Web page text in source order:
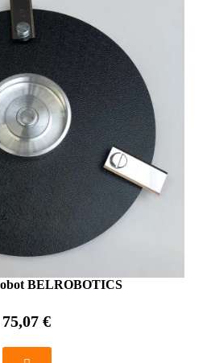
BELROBOTICS
75,07 €